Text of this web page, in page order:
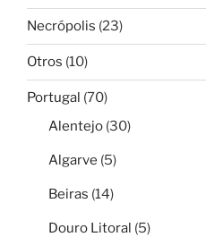
Necrópolis (23)
Otros (10)
Portugal (70)
Alentejo (30)
Algarve (5)
Beiras (14)
Douro Litoral (5)